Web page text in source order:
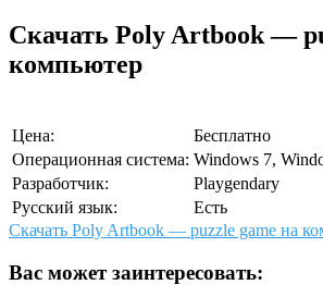
Скачать Poly Artbook —
компьютер
Цена:
Бесплатно
Операционная система: Windows 7,
Разработчик:
Playgendary
Русский язык:
Есть
Скачать Poly Artbook — puzzle game на
Вас может заинтересовать: